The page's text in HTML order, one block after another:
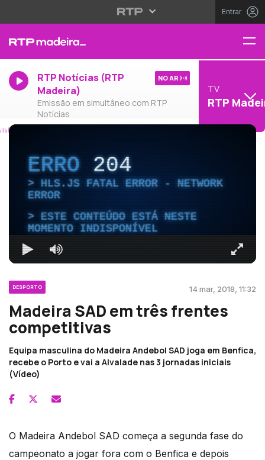
Entrar
RTP Notícias (RTP
Madeira)
Emissão em simultâneo com RTP
Notícias
NO AR
TV
RTP
ERRO204
HLS.JS FATAL ERROR - NETWORK
ERROR
ESTE CONTEÚDO ESTÁ NESTE
MOMENTO INDISPONÍVEL
DESPORTO 14 mar, 2018, 11:32
Madeira SAD em três frentes
competitivas
Equipa masculina do Madeira Andebol SAD joga em Benfica,
recebe o Porto e vai a Alvalade nas 3 jornadas iniciais
(Vídeo)
O Madeira Andebol SAD começa a segunda fase do
campeonato a jogar fora com o Benfica e depois